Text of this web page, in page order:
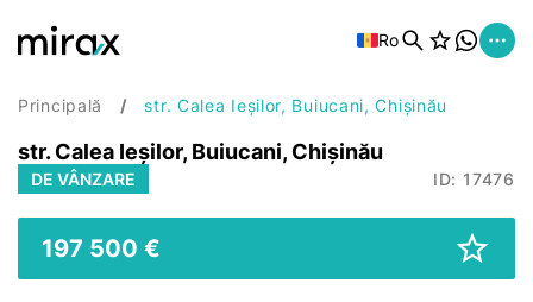
Ro
Principală str. Calea Ieșilor, Buiucani, Chișinău
str. Calea Ieșilor, Buiucani, Chișinău
DE VÂNZARE ID: 17476
197 500 €